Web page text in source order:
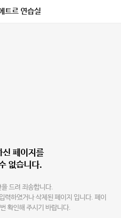
트르 연습실
신 페이지를
없습니다.
드려 죄송합니다.
력하였거나 삭제된 페이지 입니다. 페이
확인해 주시기 바랍니다.